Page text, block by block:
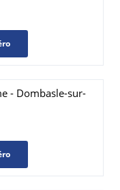
- Dombasle-sur-